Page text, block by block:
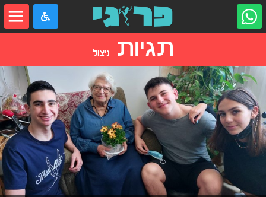
תגיות ניצול